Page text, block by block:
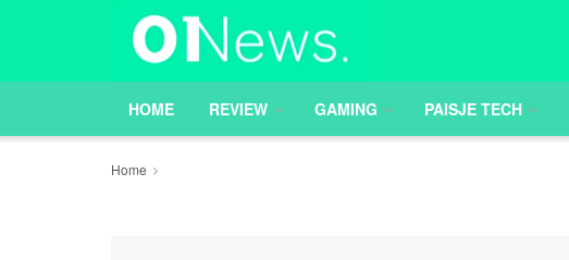
HOME REVIEW GAMING PAISJE TECH
Home